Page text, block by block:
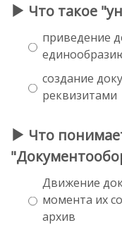
Что такое
приведение
создание
реквизитами
Что
Движение
момента их
архив